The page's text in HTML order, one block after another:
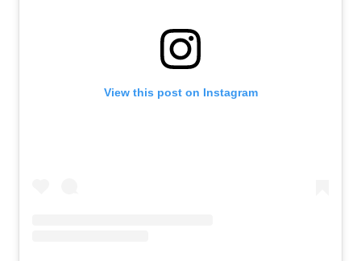
View this post on Instagram